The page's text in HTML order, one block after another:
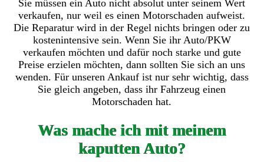
Sie müssen ein Auto nicht absolut unter seinem Wert
verkaufen, nur weil es einen Motorschaden aufweist.
Die Reparatur wird in der Regel nichts bringen oder zu
kostenintensive sein. Wenn Sie ihr Auto/PKW
verkaufen möchten und dafür noch starke und gute
Preise erzielen möchten, dann sollten Sie sich an uns
wenden. Für unseren Ankauf ist nur sehr wichtig, dass
Sie gleich angeben, dass ihr Fahrzeug einen
Motorschaden hat.
Was mache ich mit meinem
kaputten Auto?